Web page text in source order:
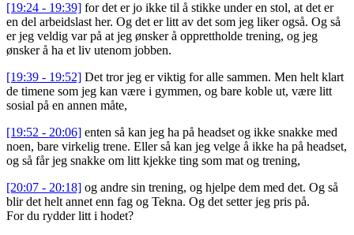
[19:24 - 19:39] for det er jo ikke til å stikke under en stol, at det er
en del arbeidslast her. Og det er litt av det som jeg liker også. Og så
er jeg veldig var på at jeg ønsker å opprettholde trening, og jeg
ønsker å ha et liv utenom jobben.
[19:39 - 19:52] Det tror jeg er viktig for alle sammen. Men helt klart
de timene som jeg kan være i gymmen, og bare koble ut, være litt
sosial på en annen måte,
[19:52 - 20:06] enten så kan jeg ha på headset og ikke snakke med
noen, bare virkelig trene. Eller så kan jeg velge å ikke ha på headset,
og så får jeg snakke om litt kjekke ting som mat og trening,
[20:07 - 20:18] og andre sin trening, og hjelpe dem med det. Og så
blir det helt annet enn fag og Tekna. Og det setter jeg pris på.
For du rydder litt i hodet?